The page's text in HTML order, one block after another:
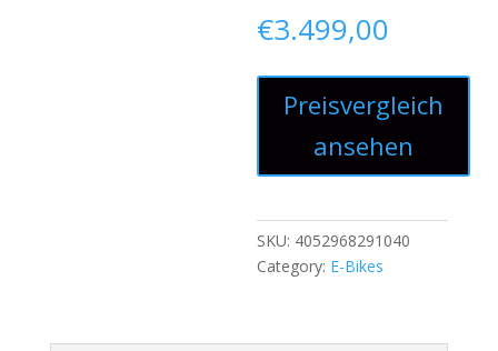
€3.499,00
Preisvergleich
ansehen
SKU: 4052968291040
Category: E-Bikes